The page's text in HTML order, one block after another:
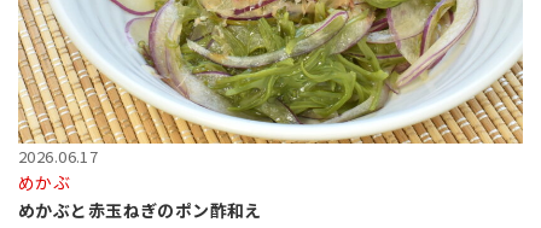
2026.06.17
めかぶ
めかぶと赤玉ねぎのポン酢和え